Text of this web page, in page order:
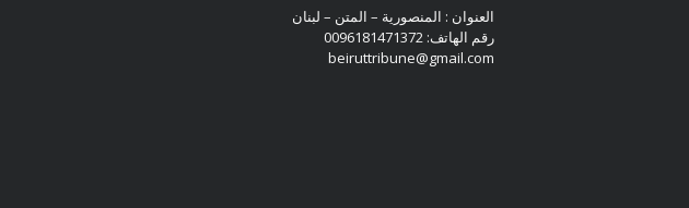
العنوان : المنصورية – المتن – لبنان
رقم الهاتف: 0096181471372
beiruttribune@gmail.com